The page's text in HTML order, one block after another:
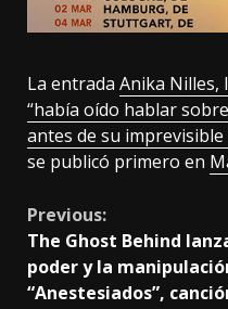
La entrada Anika Nilles,
“había oído hablar
antes de su
se publicó primero en
Continue
Reading
Previous:
The Ghost Behind
poder y la
“Anestesiados”,